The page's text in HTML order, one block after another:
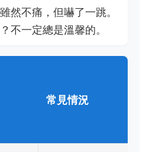
然不痛，但嚇了一跳。
不一定總是溫馨的。
常見情況